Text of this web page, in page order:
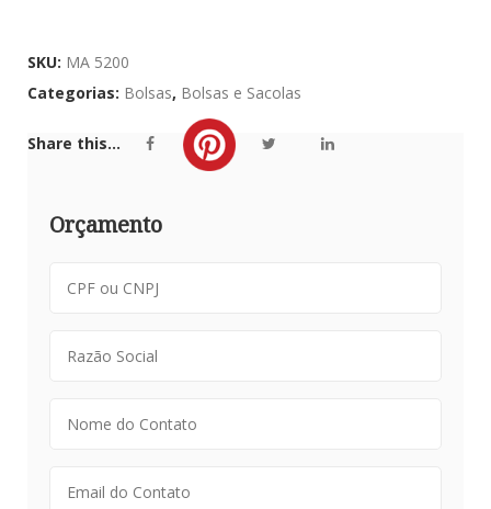
SKU: MA 5200
Categorias: Bolsas, Bolsas e Sacolas
Share this...
Orçamento